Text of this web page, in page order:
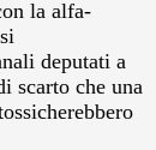
la alfa-
deputati a
scarto che una